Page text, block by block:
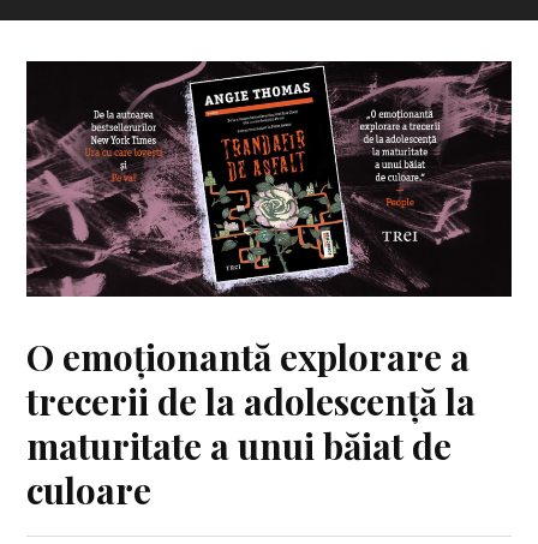
O emoționantă explorare a
trecerii de la adolescență la
maturitate a unui băiat de
culoare